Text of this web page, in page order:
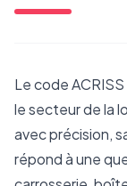
Le code
le secteur de la
avec précision,
répond à une